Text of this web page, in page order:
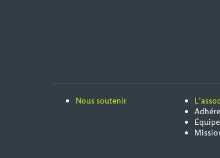
Nous soutenir